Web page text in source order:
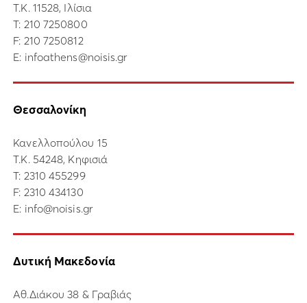
Τ.Κ. 11528, Ιλίσια
Τ: 210 7250800
F: 210 7250812
E: infoathens@noisis.gr
Θεσσαλονίκη
Κανελλοπούλου 15
Τ.Κ. 54248, Κηφισιά
Τ: 2310 455299
F: 2310 434130
E: info@noisis.gr
Δυτική Μακεδονία
Αθ.Διάκου 38 & Γραβιάς